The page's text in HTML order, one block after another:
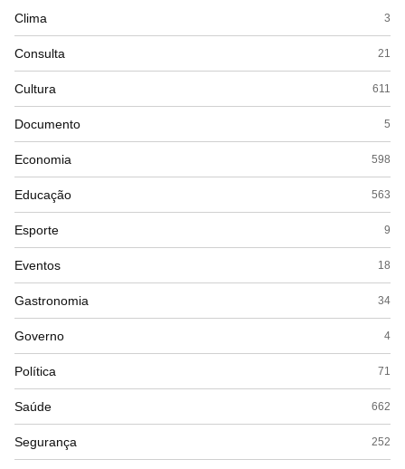
Clima 3
Consulta 21
Cultura 611
Documento 5
Economia 598
Educação 563
Esporte 9
Eventos 18
Gastronomia 34
Governo 4
Política 71
Saúde 662
Segurança 252